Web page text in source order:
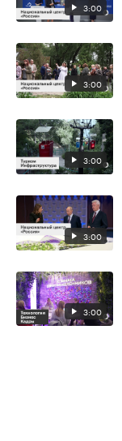
3:00
3:00
3:00
3:00
3:00